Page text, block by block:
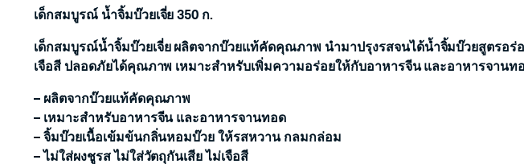
เด็กสมบูรณ์ น้ำจิ้มบ๊วยเจี่ย 350 ก.
เด็กสมบูรณ์น้ำจิ้มบ๊วยเจี่ย ผลิตจากบ๊วยแท้คัดคุณภาพ นำมาปรุงรสจนได้น้ำจิ้มบ๊วยสูตรอ
เจือสี ปลอดภัยได้คุณภาพ เหมาะสำหรับเพิ่มความอร่อยให้กับอาหารจีน และอาหารจานท
– ผลิตจากบ๊วยแท้คัดคุณภาพ
– เหมาะสำหรับอาหารจีน และอาหารจานทอด
– จิ้มบ๊วยเนื้อเข้มข้นกลิ่นหอมบ๊วย ให้รสหวาน กลมกล่อม
– ไม่ใส่ผงชูรส ไม่ใส่วัตถุกันเสีย ไม่เจือสี